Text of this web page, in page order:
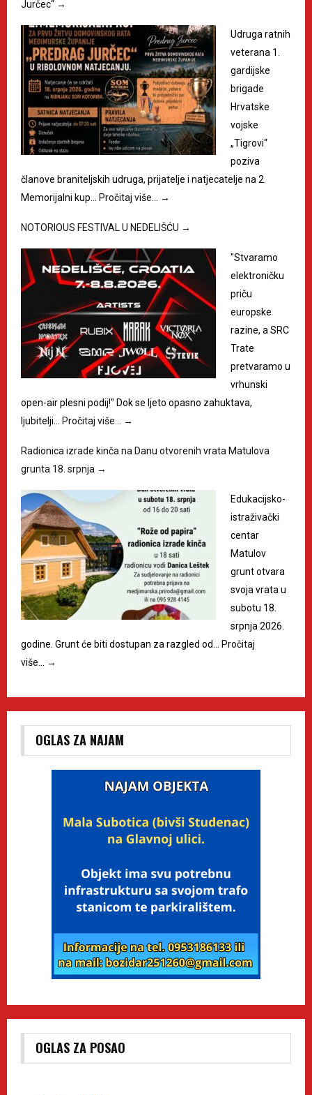
Jurčec“ →
Udruga ratnih
veterana 1.
gardijske
brigade
Hrvatske
vojske
„Tigrovi“
poziva
članove braniteljskih udruga, prijatelje i natjecatelje na 2.
Memorijalni kup… Pročitaj više… →
NOTORIOUS FESTIVAL U NEDELIŠĆU →
"Stvaramo
elektroničku
priču
europske
razine, a SRC
Trate
pretvaramo u
vrhunski
open-air plesni podij!" Dok se ljeto opasno zahuktava,
ljubitelji… Pročitaj više… →
Radionica izrade kinča na Danu otvorenih vrata Matulova
grunta 18. srpnja →
Edukacijsko-
istraživački
centar
Matulov
grunt otvara
svoja vrata u
subotu 18.
srpnja 2026.
godine. Grunt će biti dostupan za razgled od… Pročitaj
više… →
OGLAS ZA NAJAM
OGLAS ZA POSAO